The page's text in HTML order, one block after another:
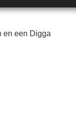
en een Digga